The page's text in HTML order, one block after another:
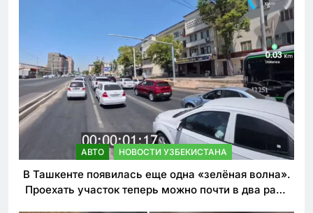
АВТО НОВОСТИ УЗБЕКИСТАНА
В Ташкенте появилась еще одна «зелёная волна».
Проехать участок теперь можно почти в два раза